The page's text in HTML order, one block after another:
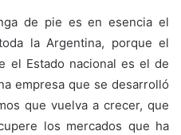
de pie es en esencia el
la Argentina, porque el
el Estado nacional es el de
empresa que se desarrolló
que vuelva a crecer, que
los mercados que ha